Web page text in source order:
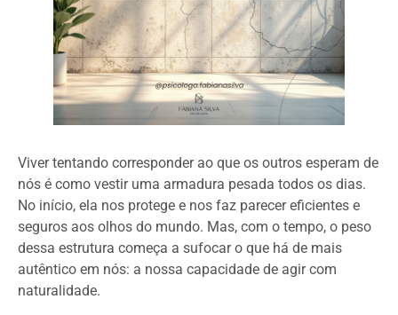
Viver tentando corresponder ao que os outros esperam de
nós é como vestir uma armadura pesada todos os dias.
No início, ela nos protege e nos faz parecer eficientes e
seguros aos olhos do mundo. Mas, com o tempo, o peso
dessa estrutura começa a sufocar o que há de mais
autêntico em nós: a nossa capacidade de agir com
naturalidade.